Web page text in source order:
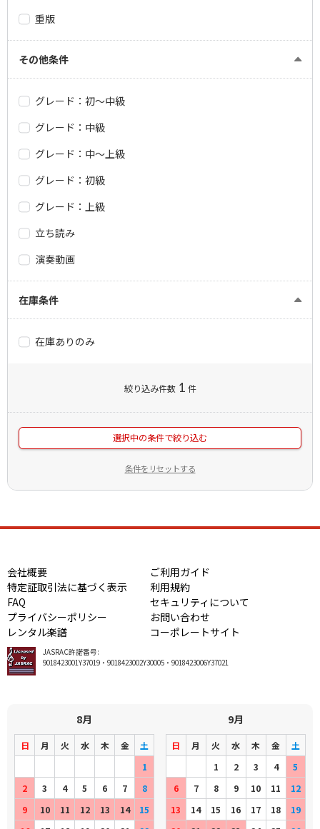
重版
その他条件
グレード：初～中級
グレード：中級
グレード：中～上級
グレード：初級
グレード：上級
立ち読み
演奏動画
在庫条件
在庫ありのみ
絞り込み件数 1 件
選択中の条件で絞り込む
条件をリセットする
会社概要
ご利用ガイド
特定証取引法に基づく表示
利用規約
FAQ
セキュリティについて
プライバシーポリシー
お問い合わせ
レンタル楽譜
コーポレートサイト
JASRAC許諾番号:
9018423001Y37019・9018423002Y30005・9018423006Y37021
8月
日 月 火 水 木 金
土
1
2
3 4 5 6 7
8
9
10 11 12 13 14
15
9月
日 月 火 水 木 金
土
1
2 3 4
5
6
7 8 9 10 11
12
13
14 15 16 17 18
19